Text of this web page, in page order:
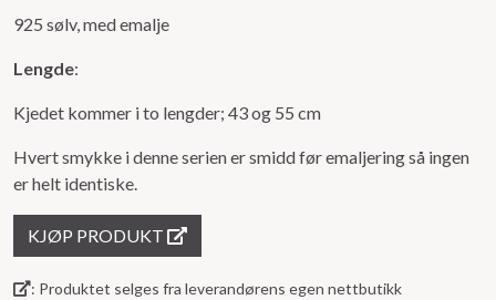
925 sølv, med emalje
Lengde:
Kjedet kommer i to lengder; 43 og 55 cm
Hvert smykke i denne serien er smidd før emaljering så ingen
er helt identiske.
KJØP PRODUKT
: Produktet selges fra leverandørens egen nettbutikk